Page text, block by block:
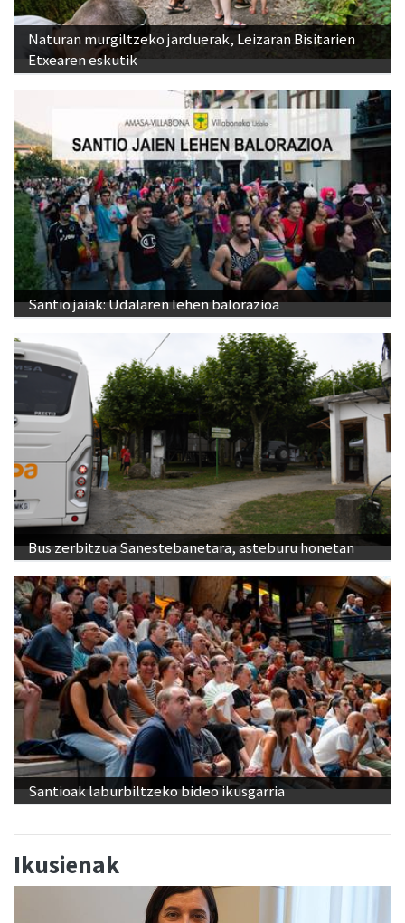
Naturan murgiltzeko jarduerak, Leizaran Bisitarien
Etxearen eskutik
Santio jaiak: Udalaren lehen balorazioa
Bus zerbitzua Sanestebanetara, asteburu honetan
Santioak laburbiltzeko bideo ikusgarria
Ikusienak